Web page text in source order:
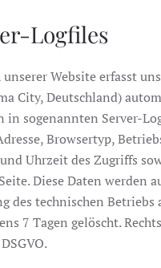
Logfiles
unserer Website erfasst
City, Deutschland)
in sogenannten Server-
Browsertyp,
Uhrzeit des Zugriffs
Diese Daten werden
des technischen Betriebs
7 Tagen gelöscht.